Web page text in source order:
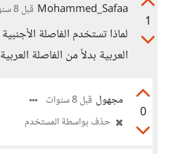
1
Mohammed_Safaa قبل 8 سنوات
لماذا تستخدم الفاصلة
العربية بدلاً من الفاصلة
0
مجهول قبل 8 سنوات
حذف بواسطة المستخدم